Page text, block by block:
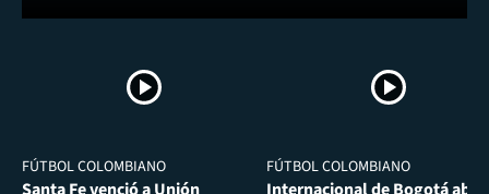
FÚTBOL COLOMBIANO FÚTBOL COLOMBIANO